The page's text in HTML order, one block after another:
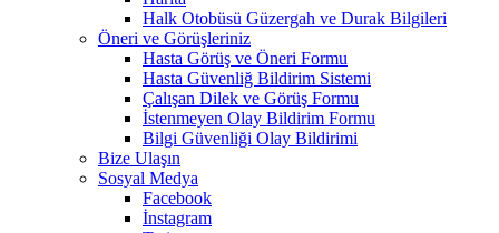
Halk Otobüsü Güzergah ve Durak Bilgileri
Öneri ve Görüşleriniz
Hasta Görüş ve Öneri Formu
Hasta Güvenliğ Bildirim Sistemi
Çalışan Dilek ve Görüş Formu
İstenmeyen Olay Bildirim Formu
Bilgi Güvenliği Olay Bildirimi
Bize Ulaşın
Sosyal Medya
Facebook
İnstagram